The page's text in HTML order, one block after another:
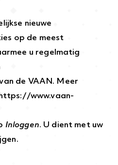
nieuwe
op de meest
u regelmatig
de VAAN. Meer
https://www.vaan-
Inloggen. U dient met uw